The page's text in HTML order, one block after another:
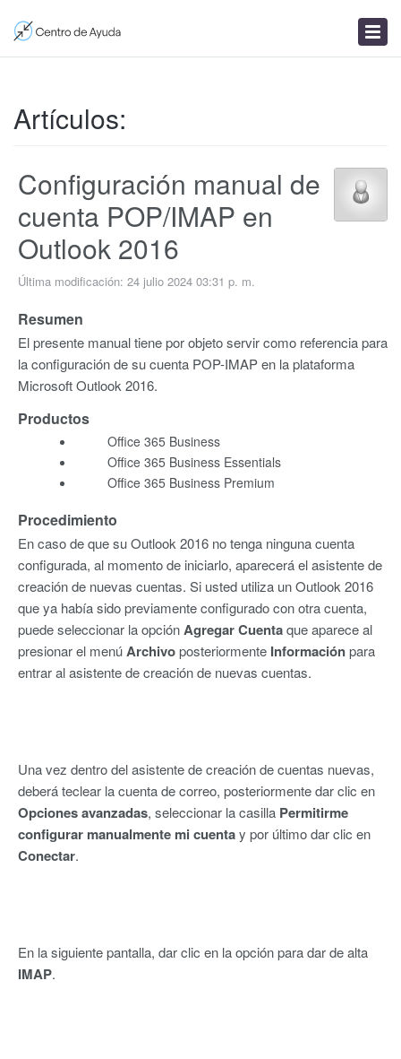
Enviar un ticket
Artículos:
Configuración manual de
cuenta POP/IMAP en
Outlook 2016
Última modificación: 24 julio 2024 03:31 p. m.
Resumen
El presente manual tiene por objeto servir como referencia para
la configuración de su cuenta POP-IMAP en la plataforma
Microsoft Outlook 2016.
Productos
Office 365 Business
Office 365 Business Essentials
Office 365 Business Premium
Procedimiento
En caso de que su Outlook 2016 no tenga ninguna cuenta
configurada, al momento de iniciarlo, aparecerá el asistente de
creación de nuevas cuentas. Si usted utiliza un Outlook 2016
que ya había sido previamente configurado con otra cuenta,
puede seleccionar la opciónAgregarCuentaque aparece al
presionar el menúArchivoposteriormente Informaciónpara
entrar al asistente de creación de nuevas cuentas.
Una vez dentro del asistente de creación de cuentas nuevas,
deberá teclear la cuenta de correo, posteriormente dar clic en
Opciones avanzadas, seleccionar la casilla Permitirme
configurar manualmente mi cuentay por último dar clic en
Conectar.
En la siguiente pantalla, dar clic en la opción para dar de alta
IMAP.